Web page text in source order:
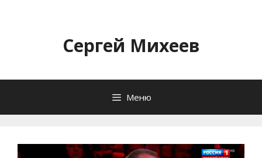
содержимомуСергей Михеев
Меню